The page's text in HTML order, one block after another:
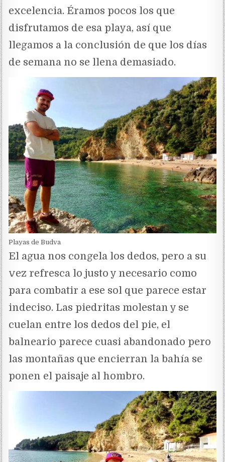
excelencia. Éramos pocos los que
disfrutamos de esa playa, así que
llegamos a la conclusión de que los días
de semana no se llena demasiado.
Playas de Budva
El agua nos congela los dedos, pero a su
vez refresca lo justo y necesario como
para combatir a ese sol que parece estar
indeciso. Las piedritas molestan y se
cuelan entre los dedos del pie, el
balneario parece cuasi abandonado pero
las montañas que encierran la bahía se
ponen el paisaje al hombro.